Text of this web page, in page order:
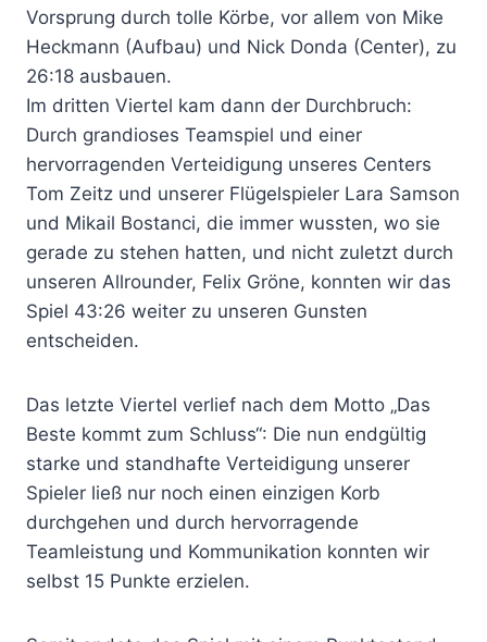
Vorsprung durch tolle Körbe, vor allem von Mike
Heckmann (Aufbau) und Nick Donda (Center), zu
26:18 ausbauen.
Im dritten Viertel kam dann der Durchbruch:
Durch grandioses Teamspiel und einer
hervorragenden Verteidigung unseres Centers
Tom Zeitz und unserer Flügelspieler Lara Samson
und Mikail Bostanci, die immer wussten, wo sie
gerade zu stehen hatten, und nicht zuletzt durch
unseren Allrounder, Felix Gröne, konnten wir das
Spiel 43:26 weiter zu unseren Gunsten
entscheiden.
Das letzte Viertel verlief nach dem Motto „Das
Beste kommt zum Schluss“: Die nun endgültig
starke und standhafte Verteidigung unserer
Spieler ließ nur noch einen einzigen Korb
durchgehen und durch hervorragende
Teamleistung und Kommunikation konnten wir
selbst 15 Punkte erzielen.